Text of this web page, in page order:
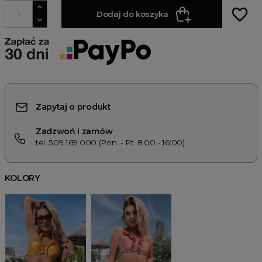
Dodaj do koszyka favorite_border
Zapytaj o produkt
Zadzwoń i zamów
tel. 509 169 000 (Pon. - Pt. 8:00 - 16:00)
KOLORY